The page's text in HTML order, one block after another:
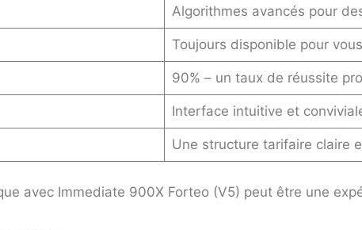
Algorithmes avancés pour
Toujours disponible pour
90% – un taux de réussite
Interface intuitive et
Une structure tarifaire claire
avec Immediate 900X Forteo (V5) peut être une